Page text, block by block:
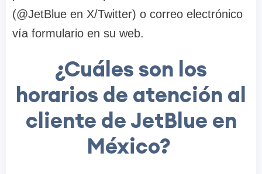
(@JetBlue en X/Twitter) o correo electrónico
vía formulario en su web.
¿Cuáles son los
horarios de atención al
cliente de JetBlue en
México?